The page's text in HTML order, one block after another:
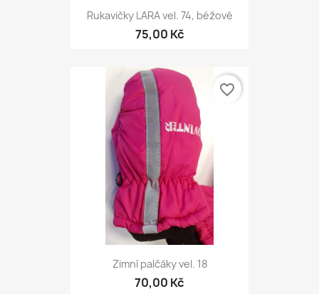
Rukavičky LARA vel. 74, béžové
75,00 Kč
Zimní palčáky vel. 18
70,00 Kč
favorite_border